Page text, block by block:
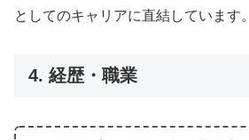
としてのキャリアに直結しています。
4. 経歴・職業